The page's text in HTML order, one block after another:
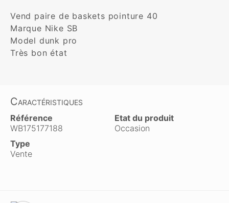
Vend paire de baskets pointure 40
Marque Nike SB
Model dunk pro
Très bon état
Caractéristiques
Référence
WB175177188
Etat du produit
Occasion
Type
Vente